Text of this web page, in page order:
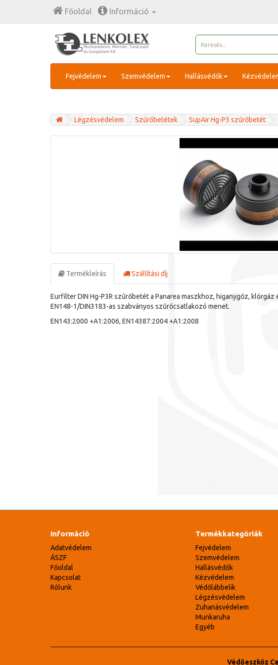
Főoldal Információ
Fejvédelem Szemvédelem Hallásvédők
Légzésvédelem Szűrőbetétek SupAir Hg-P3 szűrőbetét
Termékleírás Szállítási díj
Eurfilter DIN Hg-P3R szűrőbetét a Panarea maszkhoz, higanygőz,
EN148-1/DIN3183-as szabványos szűrőcsatlakozó menet.
EN143:2000 +A1:2006, EN14387:2004 +A1:2008
Információ
Adatvédelem
ÁSZF
Főoldal
Kapcsolat
Rólunk
Termékkategóriák
Fejvédelem
Szemvédelem
Hallásvédők
Kézvédelem
Védőlábbelik
Légzésvédelem
Zuhanásvédelem
Munkaruha
Egyéb
Védőeszköz